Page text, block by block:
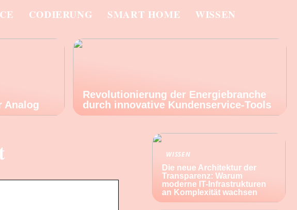
CODIERUNG SMART HOME WISSEN
Analog
Revolutionierung der Energiebranche
durch innovative Kundenservice-Tools
WISSEN
Die neue Architektur der
Transparenz: Warum
moderne IT-Infrastrukturen
an Komplexität wachsen